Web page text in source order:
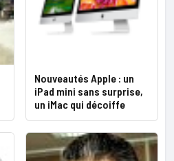
Nouveautés Apple : un
iPad mini sans surprise,
un iMac qui décoiffe